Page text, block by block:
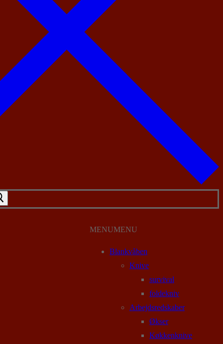
MENUMENU
Blankvåben
Knive
survival
foldekniv
Arbejdsredskaber
Økser
Køkkenknive